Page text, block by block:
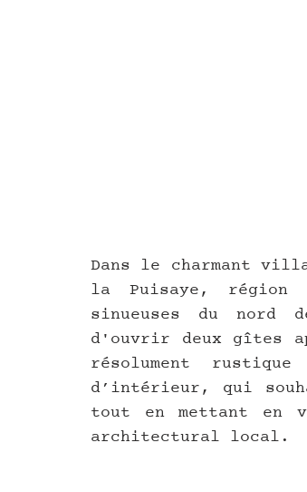
Dans le charmant
la Puisaye,
sinueuses du nord
d'ouvrir deux gîtes
résolument
d’intérieur, qui
tout en mettant en
architectural local.